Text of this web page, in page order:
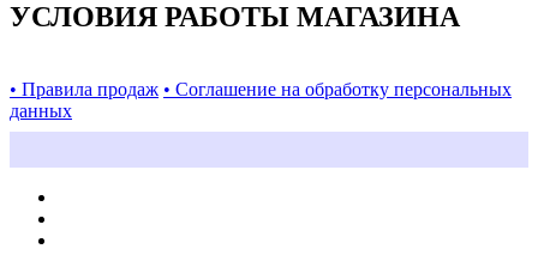
УСЛОВИЯ РАБОТЫ МАГАЗИНА
• Правила продаж • Соглашение на обработку персональных
данных